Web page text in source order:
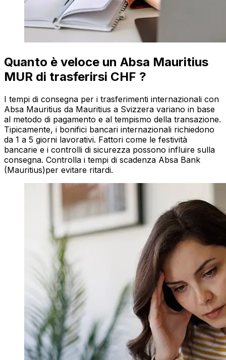
Quanto è veloce un Absa Mauritius
MUR di trasferirsi CHF ?
I tempi di consegna per i trasferimenti internazionali con
Absa Mauritius da Mauritius a Svizzera variano in base
al metodo di pagamento e al tempismo della transazione.
Tipicamente, i bonifici bancari internazionali richiedono
da 1 a 5 giorni lavorativi. Fattori come le festività
bancarie e i controlli di sicurezza possono influire sulla
consegna. Controlla i tempi di scadenza Absa Bank
(Mauritius)per evitare ritardi.